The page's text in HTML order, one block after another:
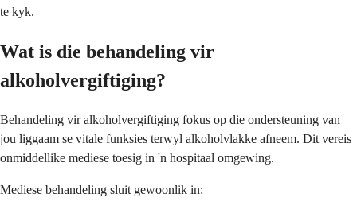
te kyk.
Wat is die behandeling vir
alkoholvergiftiging?
Behandeling vir alkoholvergiftiging fokus op die ondersteuning van
jou liggaam se vitale funksies terwyl alkoholvlakke afneem. Dit vereis
onmiddellike mediese toesig in 'n hospitaal omgewing.
Mediese behandeling sluit gewoonlik in: